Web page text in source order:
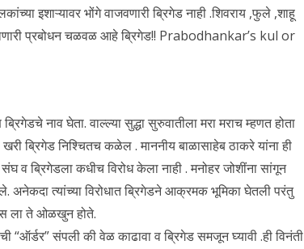
इशाऱ्यावर भोंगे वाजवणारी ब्रिगेड नाही .शिवराय ,फुले ,शाहू
प्रबोधन चळवळ आहे ब्रिगेड!! Prabodhankar’s kul or
नाव घेता. वाल्ल्या सुद्धा सुरुवातीला मरा मराच म्हणत होता
ब्रिगेड निश्चितच कळेल . माननीय बाळासाहेब ठाकरे यांना ही
व ब्रिगेडला कधीच विरोध केला नाही . मनोहर जोशींना सांगून
अनेकदा त्यांच्या विरोधात ब्रिगेडने आक्रमक भूमिका घेतली परंतु
ला ते ओळखुन होते.
“ऑर्डर” संपली की वेळ काढावा व ब्रिगेड समजून घ्यावी .ही विनंती